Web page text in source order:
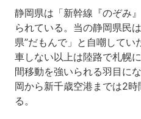
静岡県は「新幹線『のぞみ
られている。当の静岡県民
県”だもんで」と自嘲して
車しない以上は陸路で札幌
間移動を強いられる羽目に
岡から新千歳空港までは2
る。